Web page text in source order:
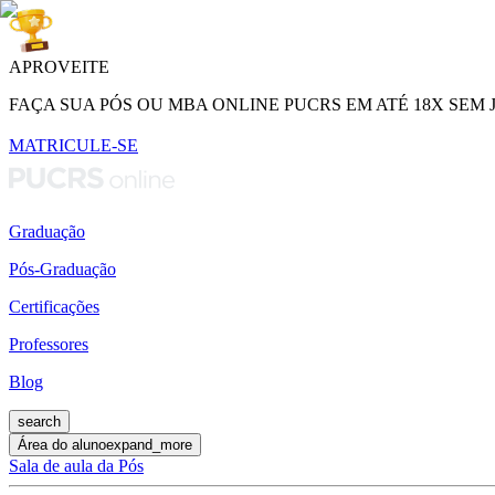
APROVEITE
FAÇA SUA PÓS OU MBA ONLINE PUCRS EM ATÉ 18X SEM
MATRICULE-SE
Graduação
Pós-Graduação
Certificações
Professores
Blog
search
Área do alunoexpand_more
Sala de aula da Pós